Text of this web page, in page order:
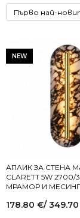
NEW
АПЛИК ЗА СТЕНА
CLARETT 5W
МРАМОР И МЕСИНГ
178.80 €/ 349.70